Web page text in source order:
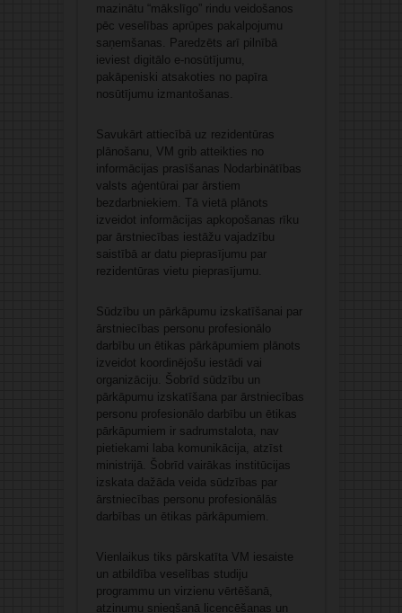
mazinātu “mākslīgo” rindu veidošanos
pēc veselības aprūpes pakalpojumu
saņemšanas. Paredzēts arī pilnībā
ieviest digitālo e-nosūtījumu,
pakāpeniski atsakoties no papīra
nosūtījumu izmantošanas.
Savukārt attiecībā uz rezidentūras
plānošanu, VM grib atteikties no
informācijas prasīšanas Nodarbinātības
valsts aģentūrai par ārstiem
bezdarbniekiem. Tā vietā plānots
izveidot informācijas apkopošanas rīku
par ārstniecības iestāžu vajadzību
saistībā ar datu pieprasījumu par
rezidentūras vietu pieprasījumu.
Sūdzību un pārkāpumu izskatīšanai par
ārstniecības personu profesionālo
darbību un ētikas pārkāpumiem plānots
izveidot koordinējošu iestādi vai
organizāciju. Šobrīd sūdzību un
pārkāpumu izskatīšana par ārstniecības
personu profesionālo darbību un ētikas
pārkāpumiem ir sadrumstalota, nav
pietiekami laba komunikācija, atzīst
ministrijā. Šobrīd vairākas institūcijas
izskata dažāda veida sūdzības par
ārstniecības personu profesionālās
darbības un ētikas pārkāpumiem.
Vienlaikus tiks pārskatīta VM iesaiste
un atbildība veselības studiju
programmu un virzienu vērtēšanā,
atzinumu sniegšanā licencēšanas un